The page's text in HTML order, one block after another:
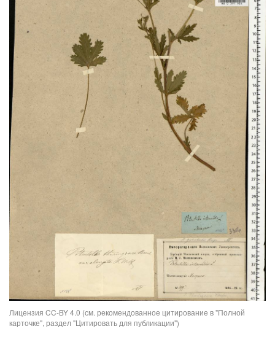
Лицензия CC-BY 4.0 (см. рекомендованное цитирование в "Полной
карточке", раздел "Цитировать для публикации")